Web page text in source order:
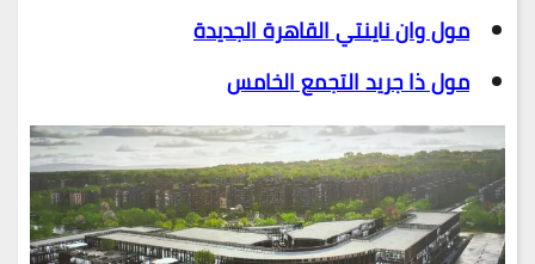
مول وان ناينتي القاهرة الجديدة
مول ذا جريد التجمع الخامس